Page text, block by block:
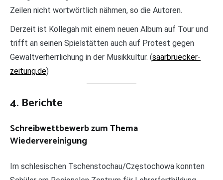
Zeilen nicht wortwörtlich nähmen, so die Autoren.
Derzeit ist Kollegah mit einem neuen Album auf Tour und
trifft an seinen Spielstätten auch auf Protest gegen
Gewaltverherrlichung in der Musikkultur. (saarbruecker-
zeitung.de)
4. Berichte
Schreibwettbewerb zum Thema
Wiedervereinigung
Im schlesischen Tschenstochau/Częstochowa konnten